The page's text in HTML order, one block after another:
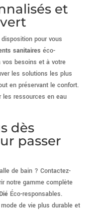
et
pour vous
sanitaires éco-
besoins et à votre
les solutions les plus
en préservant le confort.
les ressources en eau
dès
passer
de bain ? Contactez-
notre gamme complète
Éco-responsables.
de vie plus durable et